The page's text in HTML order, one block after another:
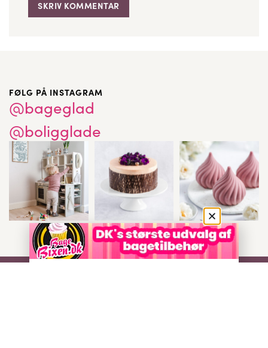
FØLG PÅ INSTAGRAM
@bageglad
@boligglade